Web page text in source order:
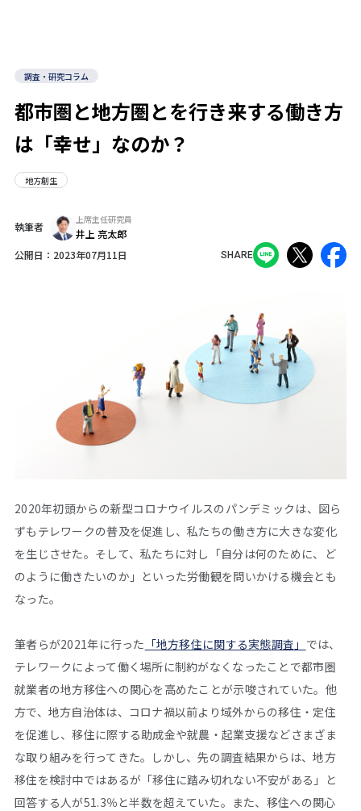
調査・研究コラム
都市圏と地方圏とを行き来する働き方
は「幸せ」なのか？
地方創生
公開日： 2023年07月11日 SHARE
執筆者
上席主任研究員
井上 亮太郎
2020年初頭からの新型コロナウイルスのパンデミックは、図ら
ずもテレワークの普及を促進し、私たちの働き方に大きな変化
を生じさせた。そして、私たちに対し「自分は何のために、ど
のように働きたいのか」といった労働観を問いかける機会とも
なった。
筆者らが2021年に行った 「地方移住に関する実態調査」 では、
テレワークによって働く場所に制約がなくなったことで都市圏
就業者の地方移住への関心を高めたことが示唆されていた。他
方で、地方自治体は、コロナ禍以前より域外からの移住・定住
を促進し、移住に際する助成金や就農・起業支援などさまざま
な取り組みを行ってきた。しかし、先の調査結果からは、地方
移住を検討中ではあるが「移住に踏み切れない不安がある」と
回答する人が51.3％と半数を超えていた。また、移住への関心